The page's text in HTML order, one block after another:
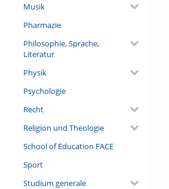
Musik
Pharmazie
Philosophie, Sprache,
Literatur
Physik
Psychologie
Recht
Religion und Theologie
School of Education FACE
Sport
Studium generale